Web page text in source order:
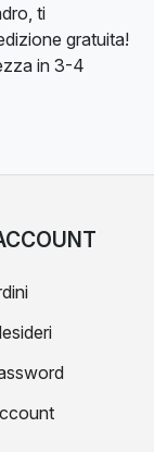
ti
gratuita!
in 3-4